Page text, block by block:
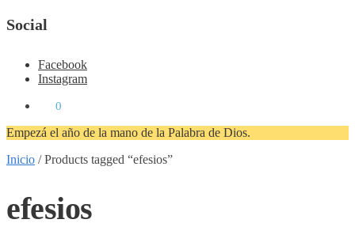
Social
Facebook
Instagram
0
Empezá el año de la mano de la Palabra de Dios.
Inicio /Products tagged “efesios”
efesios